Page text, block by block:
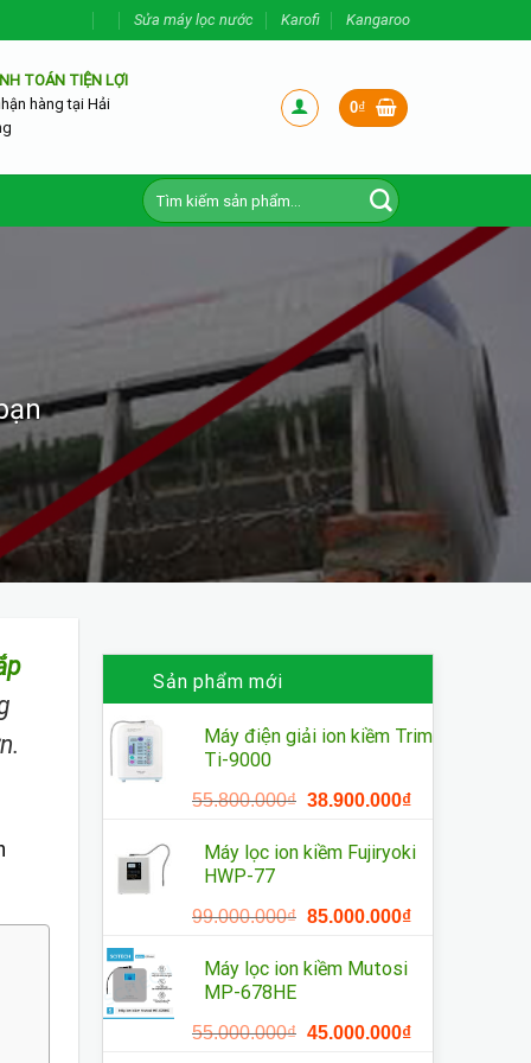
Sửa máy lọc nước Karofi Kangaroo
TOÁN TIỆN LỢI
hàng tại Hải
0₫
Tìm
kiếm:
Sản phẩm mới
Máy điện giải ion kiềm Trim
Ti-9000
55.800.000₫ Giá
là:
38.900.000₫Giá
tại
Máy lọc ion kiềm Fujiryoki
HWP-77
99.000.000₫ Giá
là:
85.000.000₫Giá
Máy lọc ion kiềm Mutosi
MP-678HE
55.000.000₫ Giá
45.000.000₫Giá